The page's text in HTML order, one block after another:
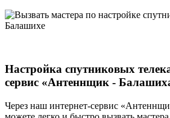
Настройка спутниковых
сервис «Антеннщик -
Через наш интернет-сервис